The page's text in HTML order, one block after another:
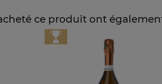
ce produit ont